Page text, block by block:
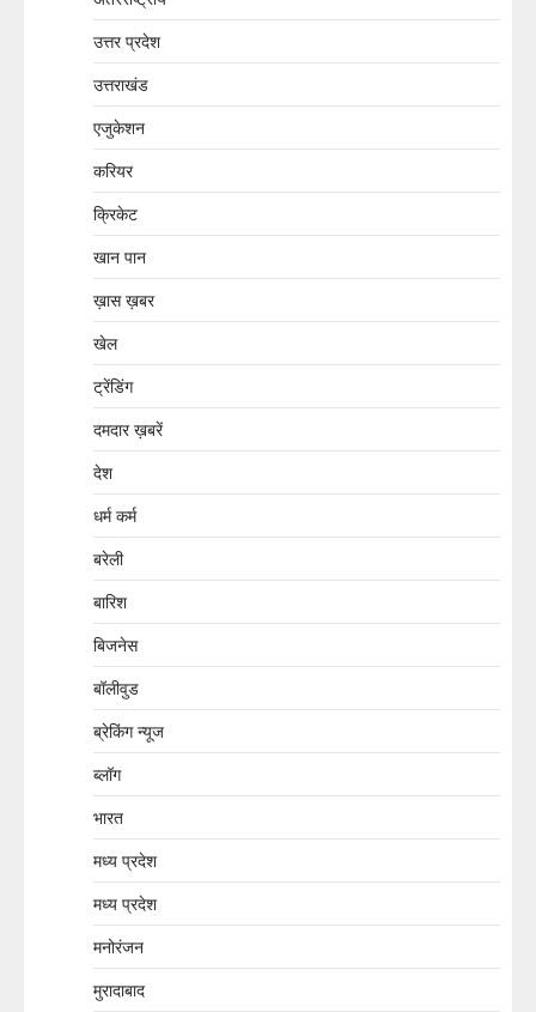
उत्तर प्रदेश
उत्तराखंड
एजुकेशन
करियर
क्रिकेट
खान पान
ख़ास ख़बर
खेल
ट्रेंडिंग
दमदार ख़बरें
देश
धर्म कर्म
बरेली
बारिश
बिजनेस
बॉलीवुड
ब्रेकिंग न्यूज
ब्लॉग
भारत
मध्य प्रदेश
मध्य प्रदेश
मनोरंजन
मुरादाबाद